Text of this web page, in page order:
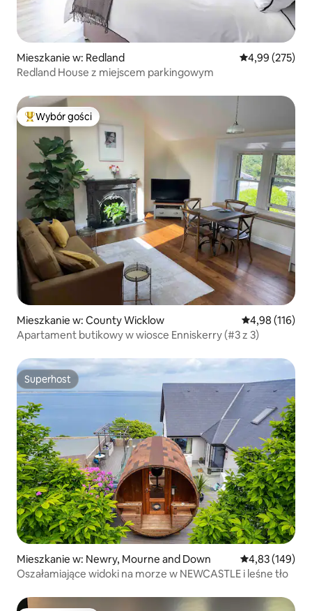
Mieszkanie w: Redland Średnia
4,99 (275)
Redland House z miejscem parkingowym
Najpopularniejsze z kategorii Wybór gości
Wybór gości
Mieszkanie w: County Wicklow Średnia
4,98 (116)
Apartament butikowy w wiosce Enniskerry (#3 z 3)
Superhost
Superhost
Mieszkanie w: Newry, Mourne and Down Średnia
4,83 (149)
Oszałamiające widoki na morze w NEWCASTLE i leśne tło